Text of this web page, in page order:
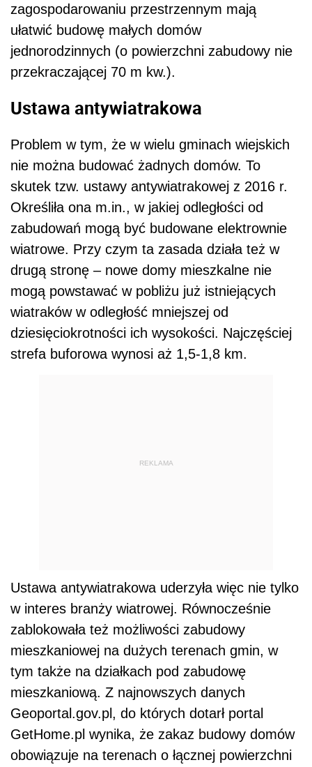
zagospodarowaniu przestrzennym mają
ułatwić budowę małych domów
jednorodzinnych (o powierzchni zabudowy nie
przekraczającej 70 m kw.).
Ustawa antywiatrakowa
Problem w tym, że w wielu gminach wiejskich
nie można budować żadnych domów. To
skutek tzw. ustawy antywiatrakowej z 2016 r.
Określiła ona m.in., w jakiej odległości od
zabudowań mogą być budowane elektrownie
wiatrowe. Przy czym ta zasada działa też w
drugą stronę – nowe domy mieszkalne nie
mogą powstawać w pobliżu już istniejących
wiatraków w odległość mniejszej od
dziesięciokrotności ich wysokości. Najczęściej
strefa buforowa wynosi aż 1,5-1,8 km.
REKLAMA
Ustawa antywiatrakowa uderzyła więc nie tylko
w interes branży wiatrowej. Równocześnie
zablokowała też możliwości zabudowy
mieszkaniowej na dużych terenach gmin, w
tym także na działkach pod zabudowę
mieszkaniową. Z najnowszych danych
Geoportal.gov.pl, do których dotarł portal
GetHome.pl wynika, że zakaz budowy domów
obowiązuje na terenach o łącznej powierzchni